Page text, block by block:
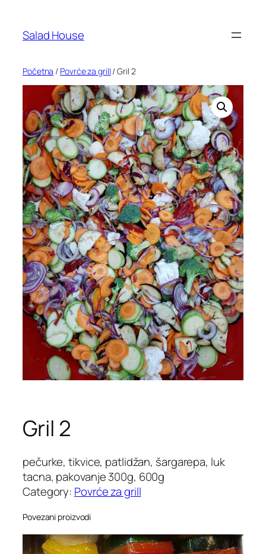
sadržaj
Salad House
Početna / Povrće za grill / Gril 2
Gril 2
pečurke, tikvice, patlidžan, šargarepa, luk
tacna, pakovanje 300g, 600g
Category: Povrće za grill
Povezani proizvodi